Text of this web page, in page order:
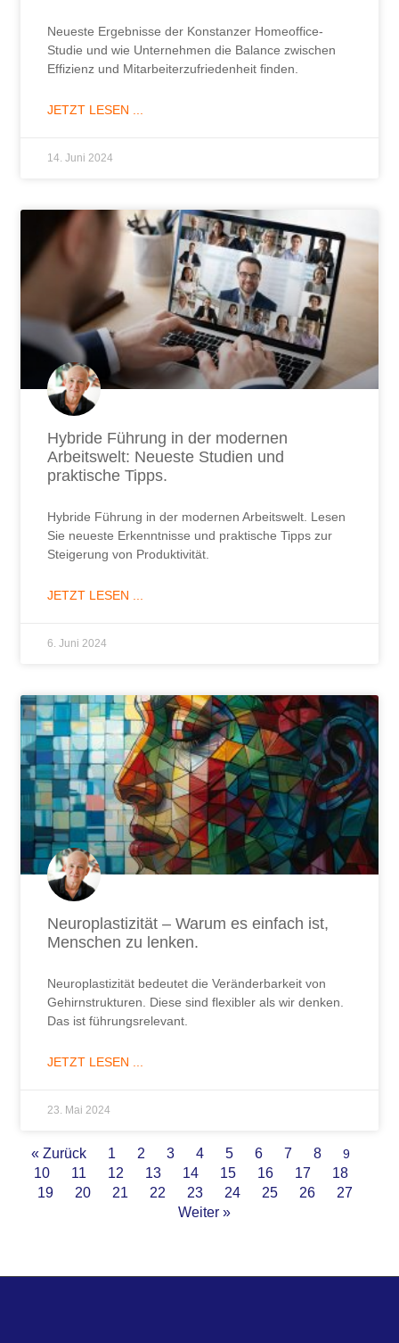
Neueste Ergebnisse der Konstanzer Homeoffice-
Studie und wie Unternehmen die Balance zwischen
Effizienz und Mitarbeiterzufriedenheit finden.
JETZT LESEN ...
14. Juni 2024
Hybride Führung in der modernen
Arbeitswelt: Neueste Studien und
praktische Tipps.
Hybride Führung in der modernen Arbeitswelt. Lesen
Sie neueste Erkenntnisse und praktische Tipps zur
Steigerung von Produktivität.
JETZT LESEN ...
6. Juni 2024
Neuroplastizität – Warum es einfach ist,
Menschen zu lenken.
Neuroplastizität bedeutet die Veränderbarkeit von
Gehirnstrukturen. Diese sind flexibler als wir denken.
Das ist führungsrelevant.
JETZT LESEN ...
23. Mai 2024
« Zurück 1 2 3 4 5 6 7 8 9
10 11 12 13 14 15 16 17
18
19
20 21 22 23 24 25 26
27
Weiter »